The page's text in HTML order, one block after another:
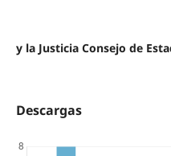
y la Justicia Consejo de
Descargas